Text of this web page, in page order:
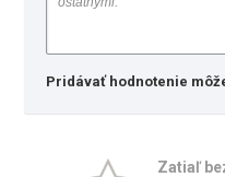
Pridávať hodnotenie
Zatiaľ